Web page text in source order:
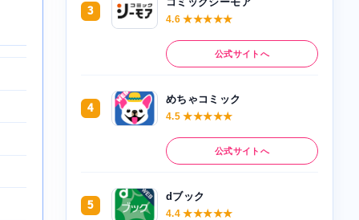
3
4.6 ★★★★★
公式サイトへ
4
めちゃコミック
4.5 ★★★★★
公式サイトへ
5
dブック
4.4 ★★★★★